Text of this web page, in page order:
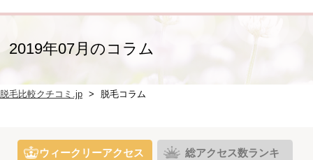
2019年07月のコラム
脱毛比較クチコミ.jp 脱毛コラム
ウィークリーアクセス
総アクセス数ランキ